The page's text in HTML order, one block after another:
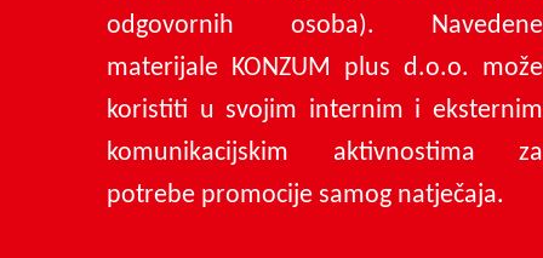
odgovornih osoba). Navedene
materijale KONZUM plus d.o.o. može
koristiti u svojim internim i eksternim
komunikacijskim aktivnostima za
potrebe promocije samog natječaja.